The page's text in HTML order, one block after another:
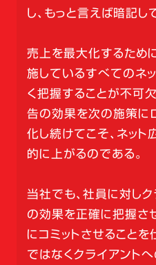
し、もっと言えば暗記し
売上を最大化するため
施しているすべてのネ
く把握することが不可
告の効果を次の施策に
化し続けてこそ、ネッ
的に上がるのである。
当社でも、社員に対し
の効果を正確に把握さ
にコミットさせること
ではなくクライアント